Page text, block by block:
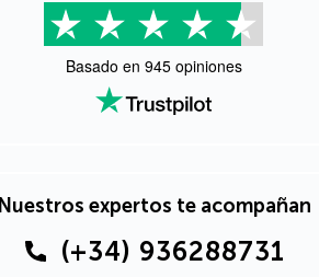
Basado en 945opiniones
Nuestros expertos te acompañan
(+34) 936288731